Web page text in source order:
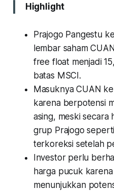
Highlight
Prajogo Pangestu
lembar saham
free float menjadi
batas MSCI.
Masuknya CUAN
karena berpotensi
asing, meski secara
grup Prajogo
terkoreksi setelah
Investor perlu
harga pucuk
menunjukkan